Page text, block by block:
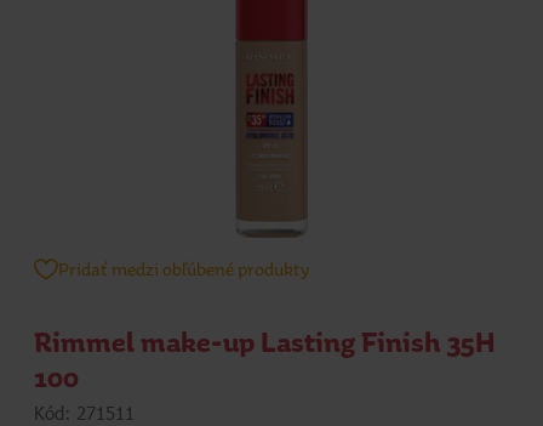
Pridať medzi obľúbené produkty
Rimmel make-up Lasting Finish 35H
100
Kód: 271511